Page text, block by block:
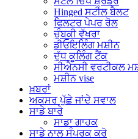
Hinged ਸਟੀਲ ਬੈਲਟ
ਫਿਲਟਰ ਪੇਪਰ ਰੋਲ
ਚੁੰਬਕੀ ਵੱਖਰਾ
ਡੀਓਇਲਿੰਗ ਮਸ਼ੀਨ
ਦੁੱਧ ਕੂਲਿੰਗ ਟੈਂਕ
ਸੀਐਨਸੀ ਵਰਟੀਕਲ
ਮਸ਼ੀਨ vise
ਖ਼ਬਰਾਂ
ਅਕਸਰ ਪੁੱਛੇ ਜਾਂਦੇ ਸਵਾਲ
ਸਾਡੇ ਬਾਰੇ
ਸਾਡਾ ਗਾਹਕ
ਸਾਡੇ ਨਾਲ ਸੰਪਰਕ ਕਰੋ